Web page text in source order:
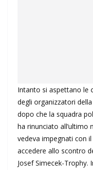
Intanto si aspettano le
degli organizzatori
dopo che la squadra
ha rinunciato all’ultimo
vedeva impegnati con
accedere allo scontro
Josef Simecek-Trophy.